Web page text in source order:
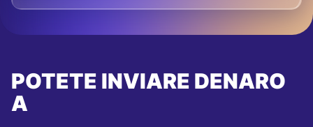
POTETE INVIARE DENARO
A